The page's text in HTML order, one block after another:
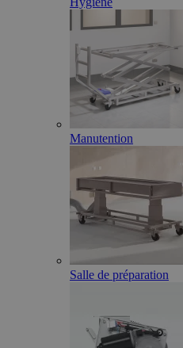
Manutention
Salle de préparation